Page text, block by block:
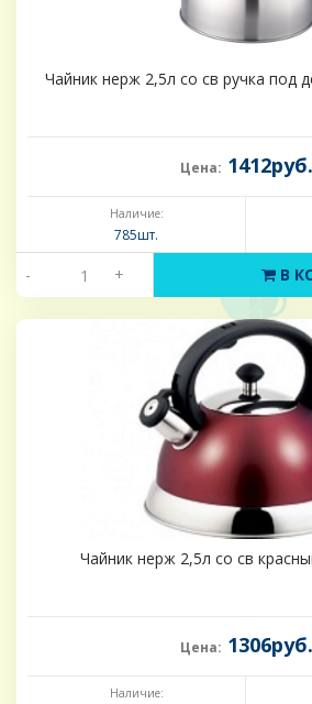
Чайник нерж 2,5л со св ручка под
Цена: 1412руб.
Наличие:
785шт.
- + В
Чайник нерж 2,5л со св
Цена: 1306руб.
Наличие: